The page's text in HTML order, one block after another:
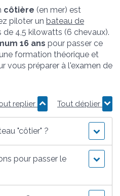
côtière (en mer) est
piloter un bateau de
de 4,5 kilowatts (6 chevaux).
16 ans pour passer ce
formation théorique et
vous préparer à l'examen de
replier Tout déplier
"côtier" ?
pour passer le